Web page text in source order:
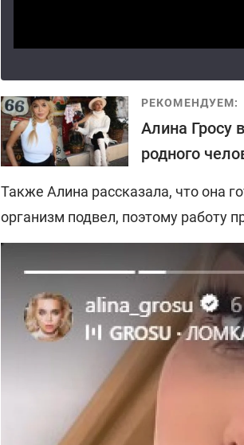
РЕКОМЕНДУЕМ:
Алина Гросу
родного
Также Алина рассказала, что она
организм подвел, поэтому работу